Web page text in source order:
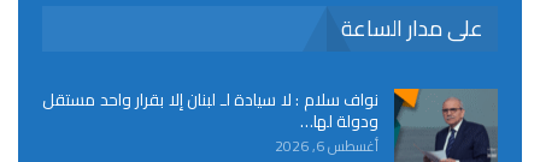
على مدار الساعة
نواف سلام : لا سيادة لـ لبنان إلا بقرار واحد مستقل
ودولة لها…
أغسطس 6, 2026